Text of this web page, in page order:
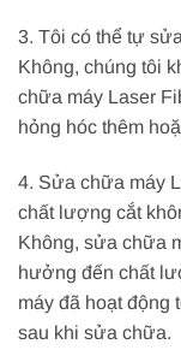
3. Tôi có thể tự
Không, chúng tôi
chữa máy Laser
hỏng hóc thêm
4. Sửa chữa máy
chất lượng cắt
Không, sửa chữa
hưởng đến chất
máy đã hoạt động
sau khi sửa chữa.